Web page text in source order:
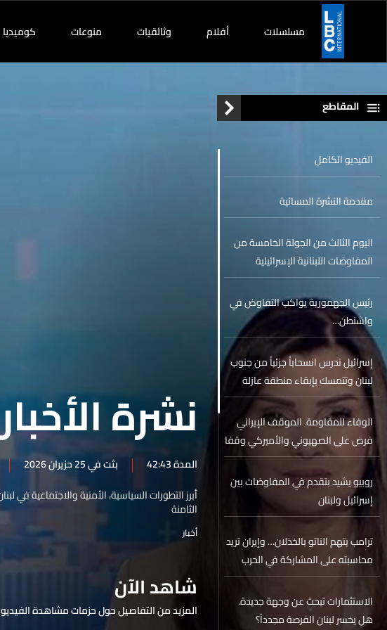
مسلسلات أفلام وثائقيات منوعات كوميديا
نشرة
المدة 42:43 بثت في 25 حزيران 2026
أبرز التطورات السياسية، الأمنية والاجتماعية في
الثامنة
أخبار
شاهد الآن
المزيد من التفاصيل حول حزمات مشاهدة
المقاطع
الفيديو الكامل
مقدمة النشرة المسائية
اليوم الثالث من الجولة الخامسة من
المفاوضات اللبنانية الإسرائيلية
مستمر... هذه آخر المستجدات
رئيس الجهمورية يواكب التفاوض في
واشنطن…
إسرائيل تدرس انسحاباً جزئياً من جنوب
لبنان وتتمسك بإبقاء منطقة عازلة
على الخط الأصفر
الوفاء للمقاومة. الموقف الإيراني
فرض على الصهيوني والأميركي وقفا
لإطلاق النار
روبيو يشيد بتقدم في المفاوضات بين
إسرائيل ولبنان
ترامب يتهم الناتو بالخذلان… وإيران تريد
محاسبته على المشاركة في الحرب
الاستثمارات تبحث عن وجهة جديدة.
هل يخسر لبنان الفرصة مجدداً؟